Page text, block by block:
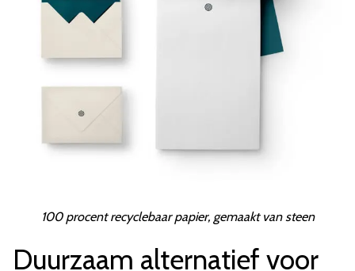
100 procent recyclebaar papier, gemaakt van steen
Duurzaam alternatief voor